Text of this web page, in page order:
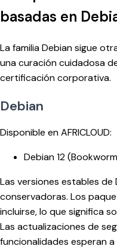
basadas en
La familia Debian sigue
una curación cuidadosa
certificación corporativa.
Debian
Disponible en AFRICLOUD:
Debian 12
Las versiones estables
conservadoras. Los
incluirse, lo que significa
Las actualizaciones de
funcionalidades esperan